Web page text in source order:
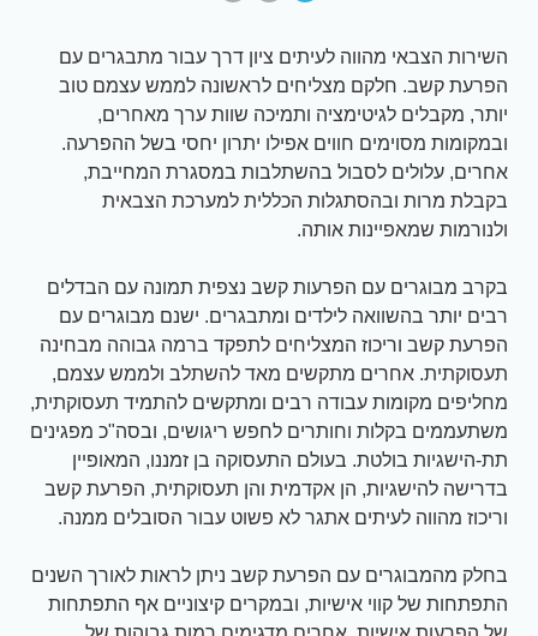
השירות הצבאי מהווה לעיתים ציון דרך עבור מתבגרים עם
הפרעת קשב. חלקם מצליחים לראשונה לממש עצמם טוב
יותר, מקבלים לגיטימציה ותמיכה שוות ערך מאחרים,
ובמקומות מסוימים חווים אפילו יתרון יחסי בשל ההפרעה.
אחרים, עלולים לסבול בהשתלבות במסגרת המחייבת,
בקבלת מרות ובהסתגלות הכללית למערכת הצבאית
ולנורמות שמאפיינות אותה.
בקרב מבוגרים עם הפרעות קשב נצפית תמונה עם הבדלים
רבים יותר בהשוואה לילדים ומתבגרים. ישנם מבוגרים עם
הפרעת קשב וריכוז המצליחים לתפקד ברמה גבוהה מבחינה
תעסוקתית. אחרים מתקשים מאד להשתלב ולממש עצמם,
מחליפים מקומות עבודה רבים ומתקשים להתמיד תעסוקתית,
משתעממים בקלות וחותרים לחפש ריגושים, ובסה"כ מפגינים
תת-הישגיות בולטת. בעולם התעסוקה בן זמננו, המאופיין
בדרישה להישגיות, הן אקדמית והן תעסוקתית, הפרעת קשב
וריכוז מהווה לעיתים אתגר לא פשוט עבור הסובלים ממנה.
בחלק מהמבוגרים עם הפרעת קשב ניתן לראות לאורך השנים
התפתחות של קווי אישיות, ובמקרים קיצוניים אף התפתחות